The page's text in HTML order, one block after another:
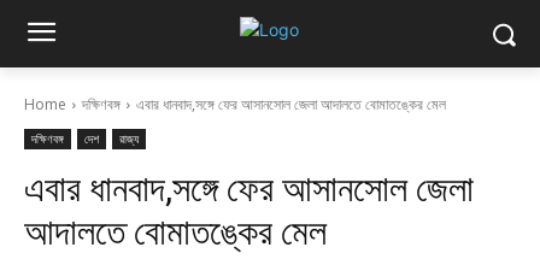
Home দক্ষিণবঙ্গ এবার ধানবাদ,সঙ্গে ফের আসানসোল জেলা আদালতে বোমাতঙ্কের মেল
দক্ষিণবঙ্গ দেশ রাজ্য
এবার ধানবাদ,সঙ্গে ফের আসানসোল জেলা
আদালতে বোমাতঙ্কের মেল